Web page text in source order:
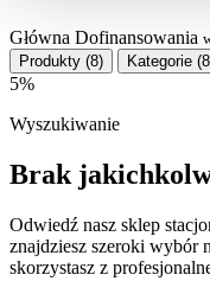
Główna Dofinansowania
Produkty (8) Kategorie
5%
Wyszukiwanie
Brak
Odwiedź nasz sklep
znajdziesz szeroki wybór
skorzystasz z